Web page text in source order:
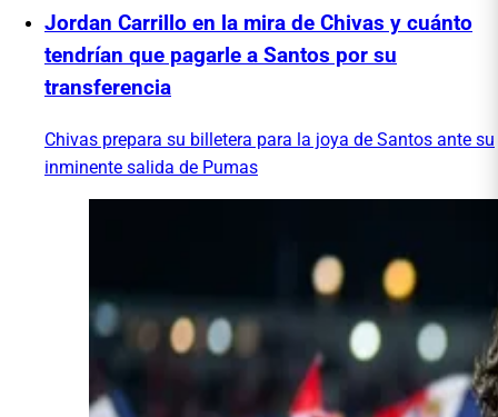
Jordan Carrillo en la mira de Chivas y cuánto
tendrían que pagarle a Santos por su
transferencia
Chivas prepara su billetera para la joya de Santos ante su
inminente salida de Pumas